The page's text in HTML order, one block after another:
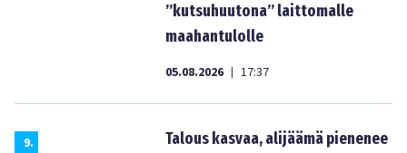
”kutsuhuutona” laittomalle
maahantulolle
05.08.2026 | 17:37
9.
Talous kasvaa, alijäämä pienenee